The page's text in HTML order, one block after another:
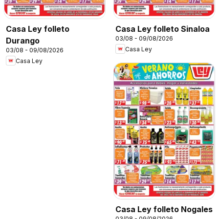
Casa Ley folleto
Durango
03/08 - 09/08/2026
Casa Ley
Casa Ley folleto Sinaloa
03/08 - 09/08/2026
Casa Ley
Casa Ley folleto Nogales